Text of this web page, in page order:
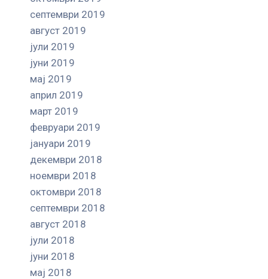
септември 2019
август 2019
јули 2019
јуни 2019
мај 2019
април 2019
март 2019
февруари 2019
јануари 2019
декември 2018
ноември 2018
октомври 2018
септември 2018
август 2018
јули 2018
јуни 2018
мај 2018